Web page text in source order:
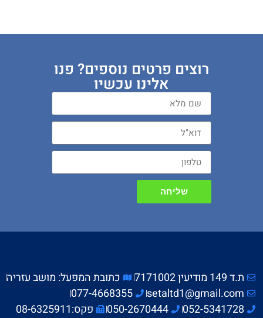
רוצים פרטים נוספים? פנו
אלינו עכשיו
שליחה
ת.ד 149 מודיעין 7171002
כתובת המפעל: מושב עזריה
setaltd1@gmail.com
077-4668355
052-5341728
050-2670444 פקס:08-6325911